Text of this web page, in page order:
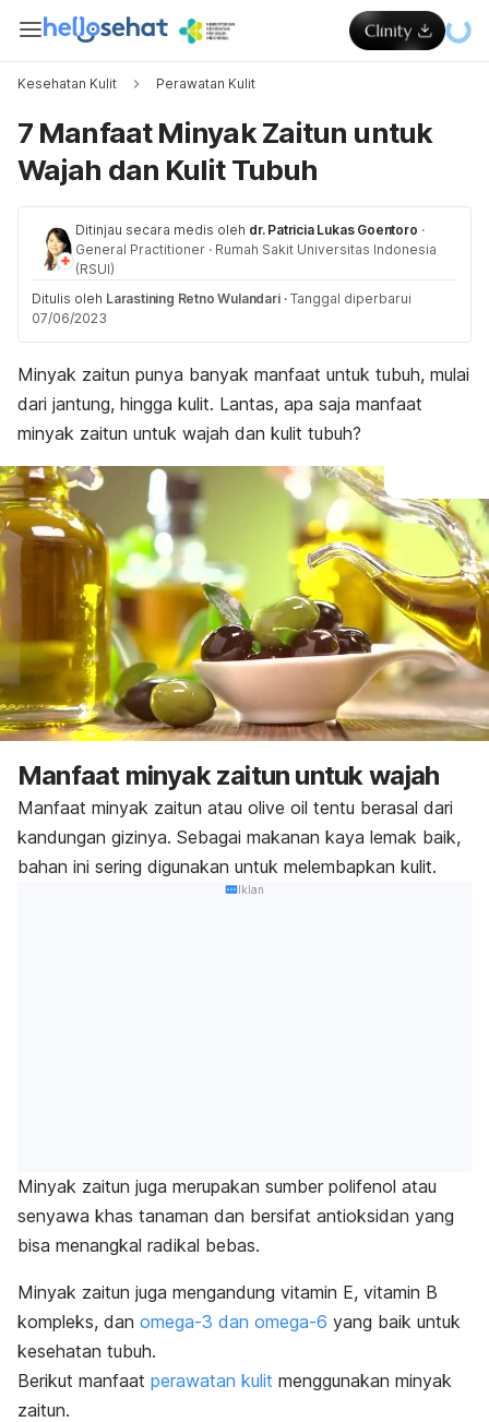
Kesehatan Kulit Perawatan Kulit
7 Manfaat Minyak Zaitun untuk
Wajah dan Kulit Tubuh
Ditinjau secara medis oleh dr. Patricia Lukas Goentoro ·
General Practitioner · Rumah Sakit Universitas Indonesia
(RSUI)
Ditulis oleh Larastining Retno Wulandari · Tanggal diperbarui
07/06/2023
Minyak zaitun punya banyak manfaat untuk tubuh, mulai
dari jantung, hingga kulit. Lantas, apa saja manfaat
minyak zaitun untuk wajah dan kulit tubuh?
Manfaat minyak zaitun untuk wajah
Manfaat minyak zaitun atau olive oil tentu berasal dari
kandungan gizinya. Sebagai makanan kaya lemak baik,
bahan ini sering digunakan untuk melembapkan kulit.
Iklan
Minyak zaitun juga merupakan sumber polifenol atau
senyawa khas tanaman dan bersifat antioksidan yang
bisa menangkal radikal bebas.
Minyak zaitun juga mengandung vitamin E, vitamin B
kompleks, dan omega-3 dan omega-6 yang baik untuk
kesehatan tubuh.
Berikut manfaat perawatan kulit menggunakan minyak
zaitun.